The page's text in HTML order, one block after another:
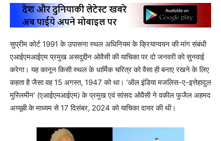
सुप्रीम कोर्ट 1991 के उपासना स्थल अधिनियम के क्रियान्वयन की मांग संबंधी
एआईएमआईएम प्रमुख असदुद्दीन ओवैसी की याचिका पर दो जनवरी को सुनवाई
करेगा। यह कानून किसी स्थल के धार्मिक चरित्र को वैसा ही बनाए रखने के लिए
कहता है जैसा वह 15 अगस्त, 1947 को था। ‘ऑल इंडिया मजलिस-ए-इत्तेहादुल
मुस्लिमीन’ (एआईएमआईएम) के प्रमुख एवं सांसद ओवैसी ने वकील फुजैल अहमद
अय्यूबी के माध्यम से 17 दिसंबर, 2024 को याचिका दायर की थी।